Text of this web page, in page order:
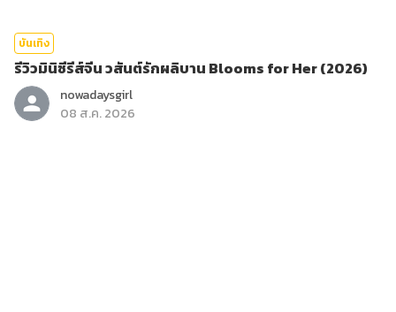
บันเทิง
รีวิวมินิซีรีส์จีน วสันต์รักผลิบาน Blooms for Her (2026)
nowadaysgirl
08 ส.ค. 2026